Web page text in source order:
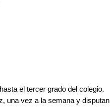
el tercer grado del colegio.
una vez a la semana y disputan